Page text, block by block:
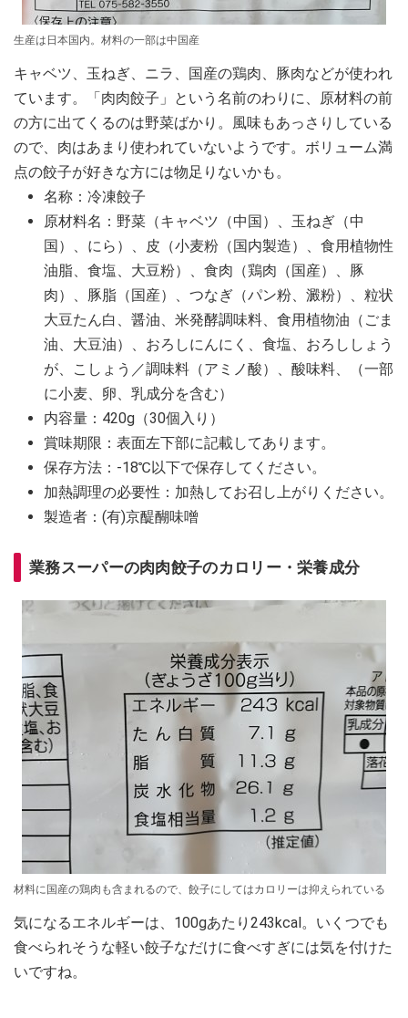
生産は日本国内。材料の一部は中国産
キャベツ、玉ねぎ、ニラ、国産の鶏肉、豚肉などが使われ
ています。「肉肉餃子」という名前のわりに、原材料の前
の方に出てくるのは野菜ばかり。風味もあっさりしている
ので、肉はあまり使われていないようです。ボリューム満
点の餃子が好きな方には物足りないかも。
名称：冷凍餃子
原材料名：野菜（キャベツ（中国）、玉ねぎ（中
国）、にら）、皮（小麦粉（国内製造）、食用植物性
油脂、食塩、大豆粉）、食肉（鶏肉（国産）、豚
肉）、豚脂（国産）、つなぎ（パン粉、澱粉）、粒状
大豆たん白、醤油、米発酵調味料、食用植物油（ごま
油、大豆油）、おろしにんにく、食塩、おろししょう
が、こしょう／調味料（アミノ酸）、酸味料、（一部
に小麦、卵、乳成分を含む）
内容量：420g（30個入り）
賞味期限：表面左下部に記載してあります。
保存方法：-18℃以下で保存してください。
加熱調理の必要性：加熱してお召し上がりください。
製造者：(有)京醍醐味噌
業務スーパーの肉肉餃子のカロリー・栄養成分
材料に国産の鶏肉も含まれるので、餃子にしてはカロリーは抑えられている
気になるエネルギーは、100gあたり243kcal。いくつでも
食べられそうな軽い餃子なだけに食べすぎには気を付けた
いですね。